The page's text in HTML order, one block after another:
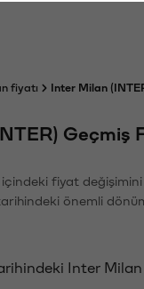
fiyatı Inter Milan
Geçmiş
içindeki fiyat değişimini
önemli
Inter Milan